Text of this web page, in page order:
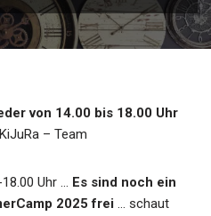
von 14.00 bis 18.00 Uhr
– Team
Uhr … Es sind noch ein
2025 frei … schaut